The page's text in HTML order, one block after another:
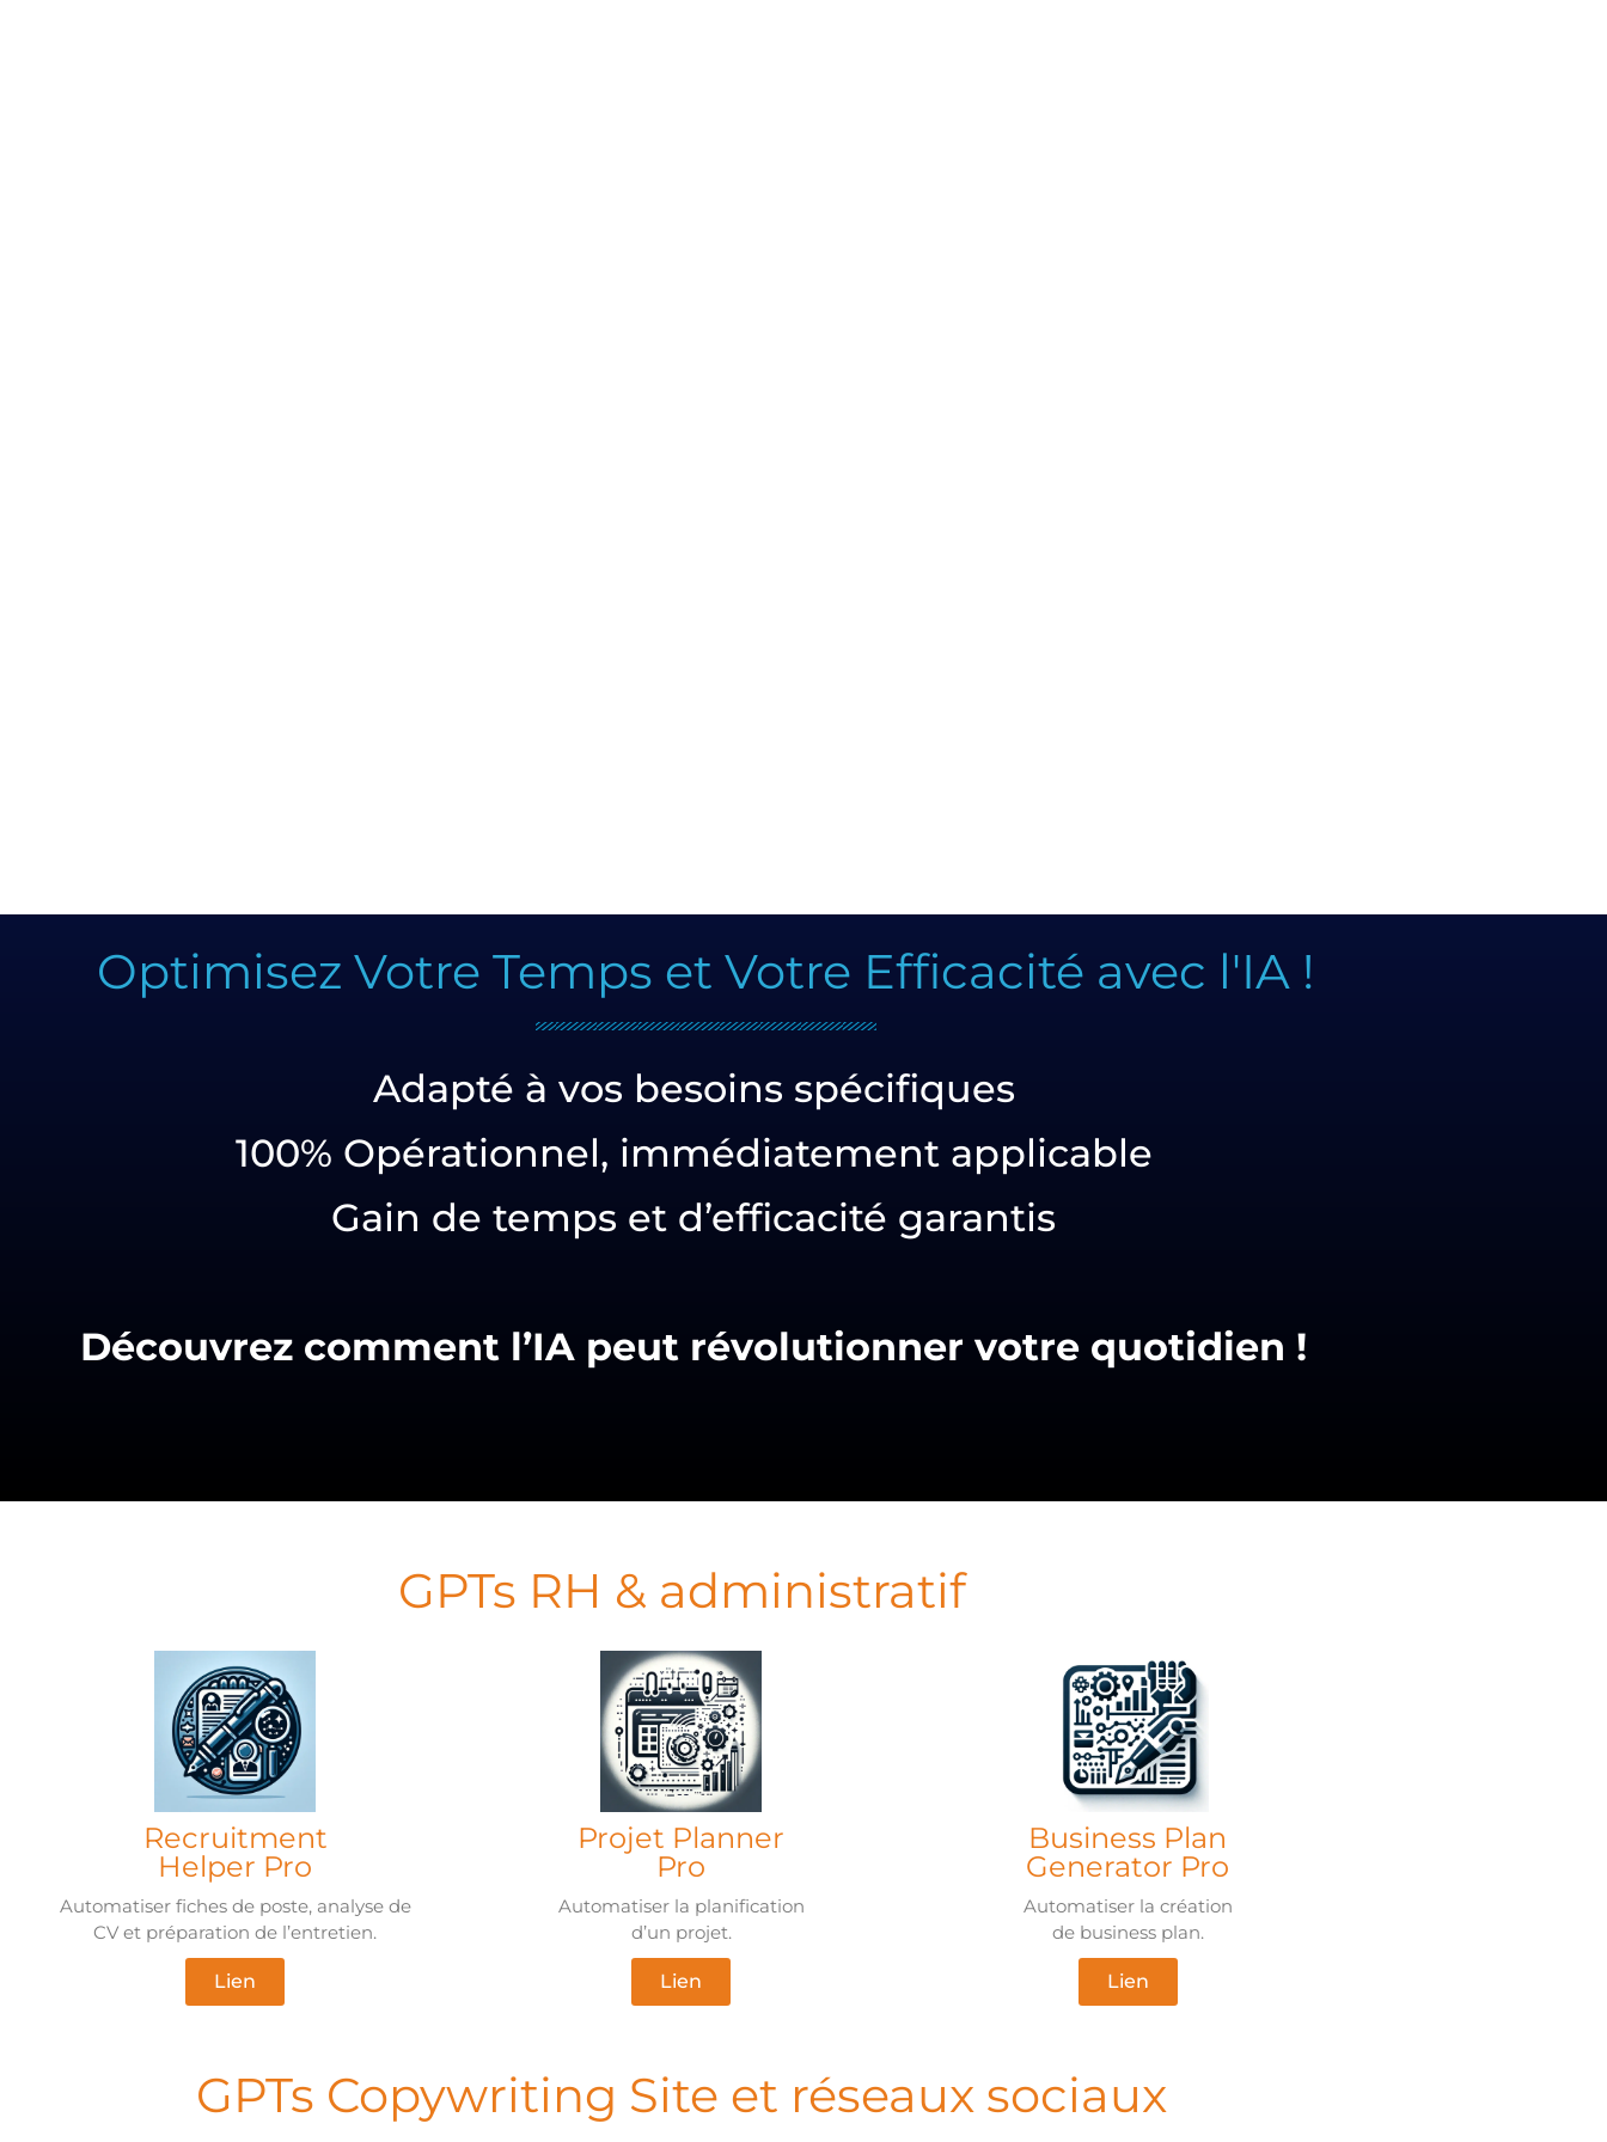
Optimisez Votre Temps et Votre Efficacité avec l'IA !
Adapté à vos besoins spécifiques
100% Opérationnel, immédiatement applicable
Gain de temps et d’efficacité garantis
Découvrez comment l’IA peut révolutionner votre quotidien !
GPTs RH & administratif
Recruitment
Helper Pro
Automatiser fiches de poste, analyse de
CV et préparation de l’entretien.
Lien
Projet Planner
Pro
Automatiser la planification
d’un projet.
Lien
Business Plan
Generator Pro
Automatiser la création
de business plan.
Lien
GPTs Copywriting Site et réseaux sociaux